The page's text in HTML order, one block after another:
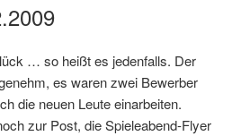
… so heißt es jedenfalls. Der
es waren zwei Bewerber
die neuen Leute einarbeiten.
zur Post, die Spieleabend-Flyer